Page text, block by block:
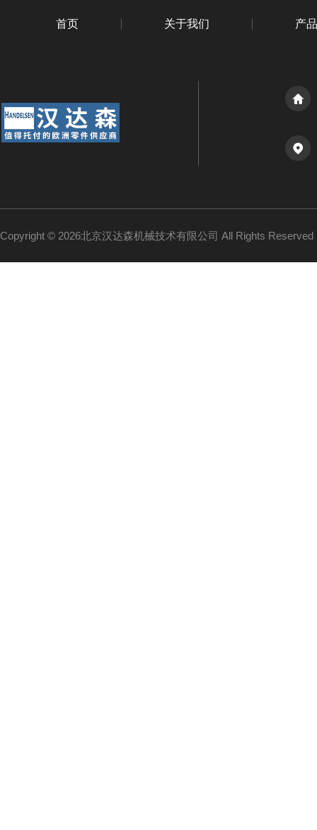
首页 关于我们 产
Copyright © 2026北京汉达森机械技术有限公司 All Rights